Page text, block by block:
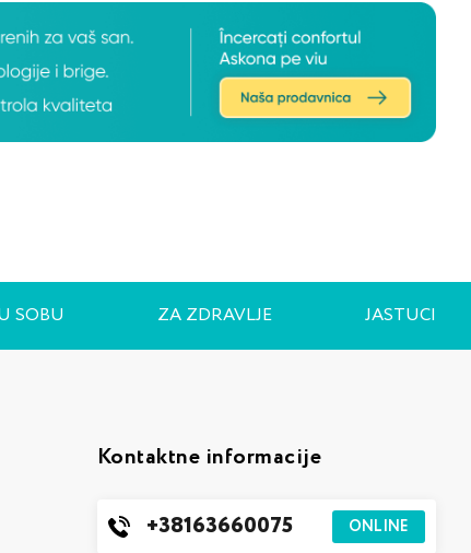
SOBU ZA ZDRAVLJE JASTUCI
Kontaktne informacije
+38163660075 ONLINE